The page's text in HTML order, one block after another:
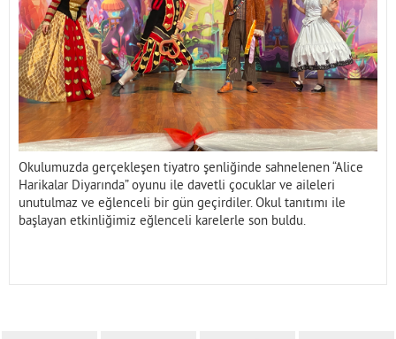
Okulumuzda gerçekleşen tiyatro şenliğinde sahnelenen “Alice
Harikalar Diyarında” oyunu ile davetli çocuklar ve aileleri
unutulmaz ve eğlenceli bir gün geçirdiler. Okul tanıtımı ile
başlayan etkinliğimiz eğlenceli karelerle son buldu.